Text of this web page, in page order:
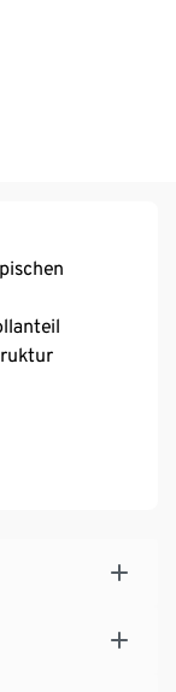
Sitz,